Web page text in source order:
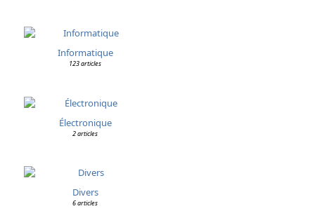
Informatique
123 articles
Électronique
2 articles
Divers
6 articles